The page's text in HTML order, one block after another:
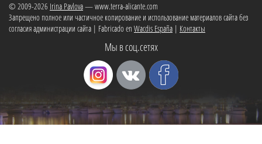
© 2009-2026 Irina Pavlova— www.terra-alicante.com
Запрещено полное или частичное копирование и использование материалов сайта без
согласия администрации сайта | Fabricado en Wacdis España | Контакты
Мы в соц.сетях